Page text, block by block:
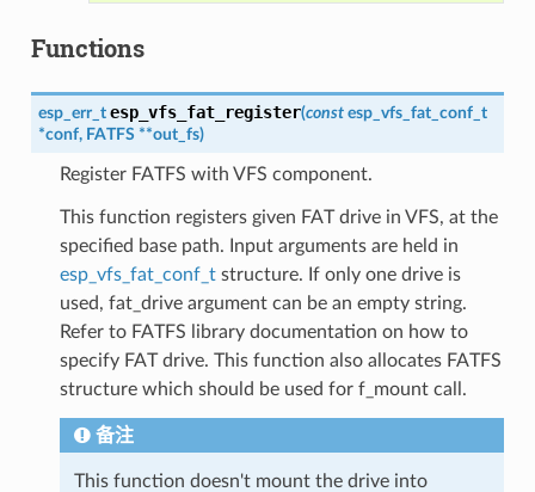
Functions
esp_err_t esp_vfs_fat_register(const esp_vfs_fat_conf_t
*conf, FATFS **out_fs)
Register FATFS with VFS component.
This function registers given FAT drive in VFS, at the
specified base path. Input arguments are held in
esp_vfs_fat_conf_tstructure. If only one drive is
used, fat_drive argument can be an empty string.
Refer to FATFS library documentation on how to
specify FAT drive. This function also allocates FATFS
structure which should be used for f_mount call.
备注
This function doesn't mount the drive into